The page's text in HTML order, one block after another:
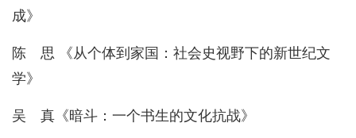
成》
陈 思 《从个体到家国：社会史视野下的新世纪文
学》
吴 真《暗斗：一个书生的文化抗战》